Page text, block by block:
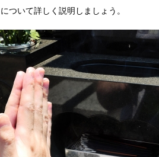
ついて詳しく説明しましょう。